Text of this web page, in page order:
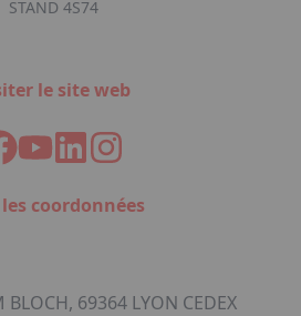
STAND 4S74
le site web
coordonnées
BLOCH, 69364 LYON CEDEX